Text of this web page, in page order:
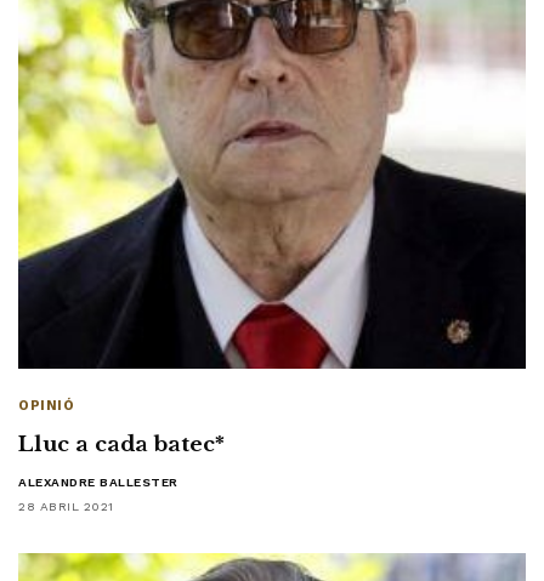
OPINIÓ
Lluc a cada batec*
ALEXANDRE BALLESTER
28 ABRIL 2021